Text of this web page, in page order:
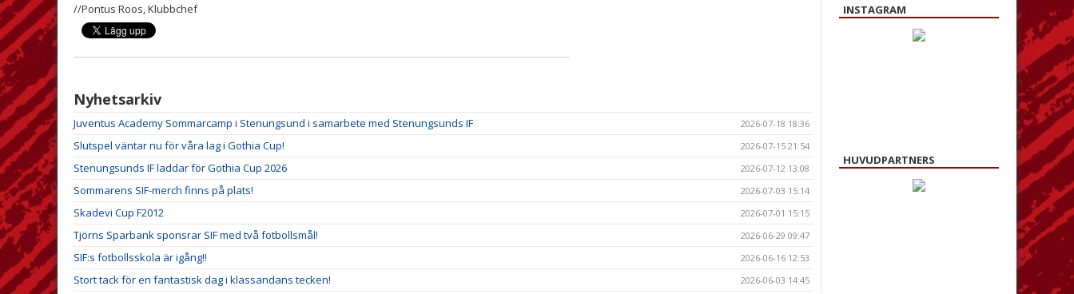
//Pontus Roos, Klubbchef
Nyhetsarkiv
Juventus Academy Sommarcamp i Stenungsund i samarbete med Stenungsunds IF 2026-07-18 18:36
Slutspel väntar nu för våra lag i Gothia Cup! 2026-07-15 21:54
Stenungsunds IF laddar för Gothia Cup 2026 2026-07-12 13:08
Sommarens SIF-merch finns på plats! 2026-07-03 15:14
Skadevi Cup F2012 2026-07-01 15:15
Tjörns Sparbank sponsrar SIF med två fotbollsmål! 2026-06-29 09:47
SIF:s fotbollsskola är igång!! 2026-06-16 12:53
Stort tack för en fantastisk dag i klassandans tecken! 2026-06-03 14:45
INSTAGRAM
HUVUDPARTNERS